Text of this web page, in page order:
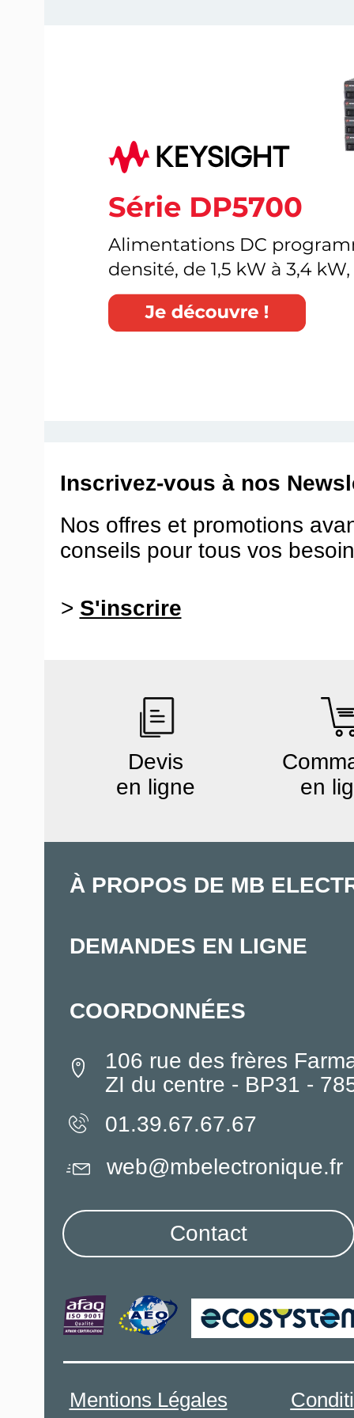
Inscrivez-vous à nos
Nos offres et promotions
conseils pour tous vos
> S'inscrire
Devis
en ligne
en
À PROPOS DE MB
DEMANDES EN LIGNE
COORDONNÉES
106 rue des frères
ZI du centre - BP31 -
01.39.67.67.67
Mentions Légales
web@mbelectronique.fr
Contact